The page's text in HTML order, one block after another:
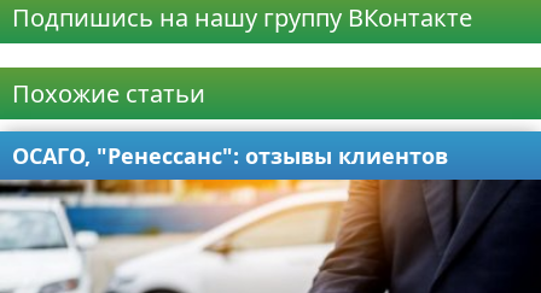
Подпишись на нашу группу ВКонтакте
Похожие статьи
ОСАГО, "Ренессанс": отзывы клиентов